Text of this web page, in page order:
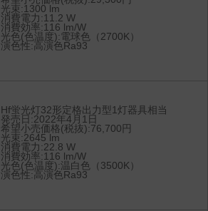
光束:1300 lm
消費電力:11.2 W
消費効率:116 lm/W
光色(色温度):電球色（2700K）
演色性:高演色Ra93
Hf蛍光灯32形定格出力型1灯器具相当
発売日:2022年4月1日
希望小売価格(税抜):76,700円
光束:2645 lm
消費電力:22.8 W
消費効率:116 lm/W
光色(色温度):温白色（3500K）
演色性:高演色Ra93